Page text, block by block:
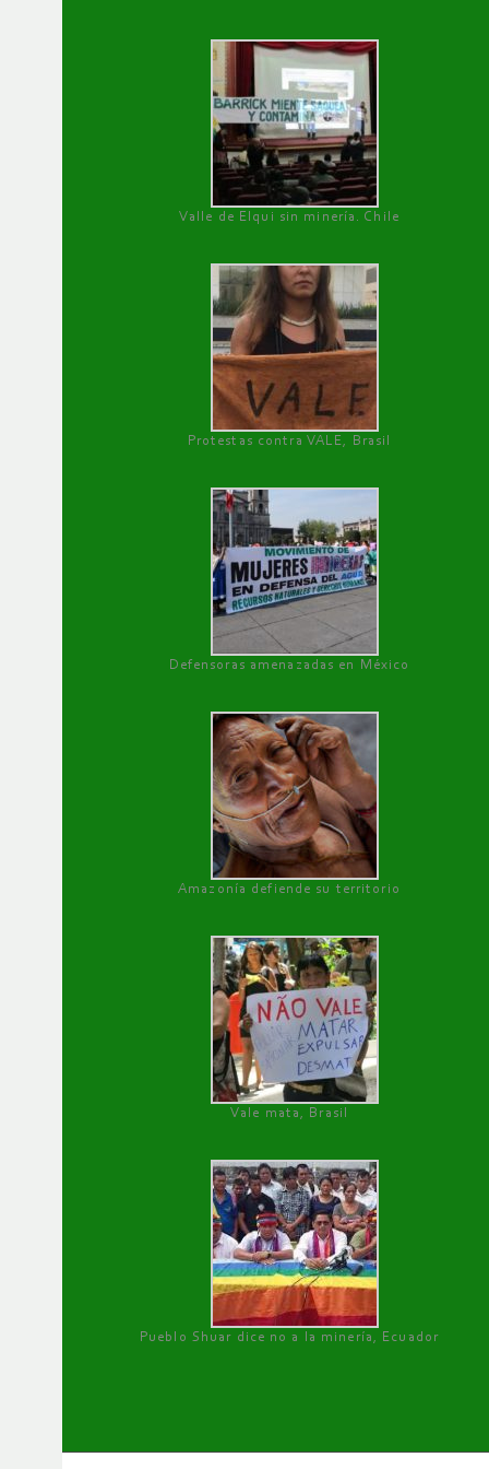
Valle de Elqui sin minería. Chile
Protestas contra VALE, Brasil
Defensoras amenazadas en México
Amazonía defiende su territorio
Vale mata, Brasil
Pueblo Shuar dice no a la minería, Ecuador